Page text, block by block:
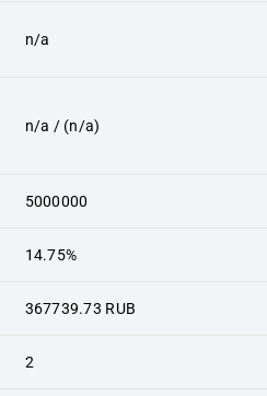
n/a
n/a / (n/a)
5000000
14.75%
367739.73 RUB
2